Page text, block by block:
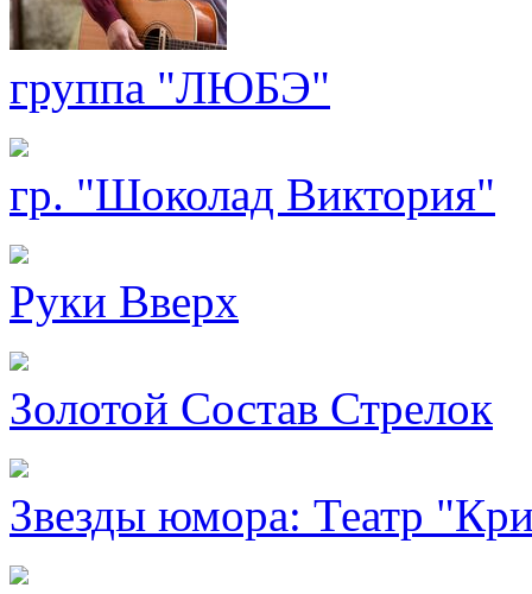
группа "ЛЮБЭ"
гр. "Шоколад Виктория"
Руки Вверх
Золотой Состав Стрелок
Звезды юмора: Театр